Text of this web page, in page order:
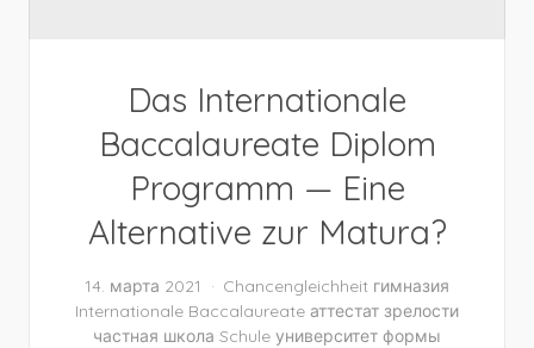
Das Internationale
Baccalaureate Diplom
Programm — Eine
Alternative zur Matura?
14. марта 2021 Chancengleichheit гимназия
Internationale Baccalaureate аттестат зрелости
частная школа Schule университет формы